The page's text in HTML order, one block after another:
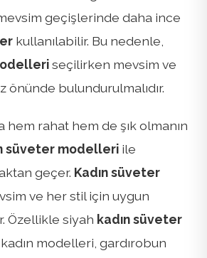
geçişlerinde daha ince
kullanılabilir. Bu nedenle,
seçilirken mevsim ve
önünde bulundurulmalıdır.
hem rahat hem de şık olmanın
süveter modelleri ile
geçer. Kadın süveter
ve her stil için uygun
Özellikle siyah kadın süveter
kadın modelleri, gardırobun